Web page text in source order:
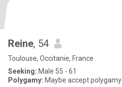
Reine, 54
Toulouse, Occitanie, France
Seeking: Male 55 - 61
Polygamy: Maybe accept polygamy